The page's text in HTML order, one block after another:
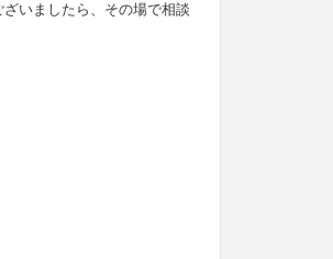
いましたら、その場で相談